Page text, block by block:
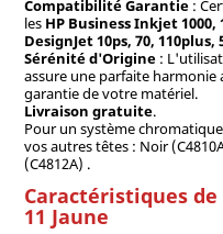
Compatibilité Garantie:
les HP Business Inkjet 1000,
DesignJet 10ps, 70, 110plus,
Sérénité d'Origine:
assure une parfaite harmonie
garantie de votre matériel.
Livraison gratuite.
Pour un système
vos autres têtes : Noir
(C4812A) .
Caractéristiques
11 Jaune